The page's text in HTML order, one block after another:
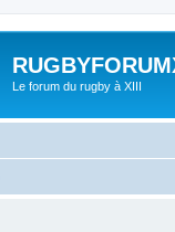
Le forum du rugby à XIII